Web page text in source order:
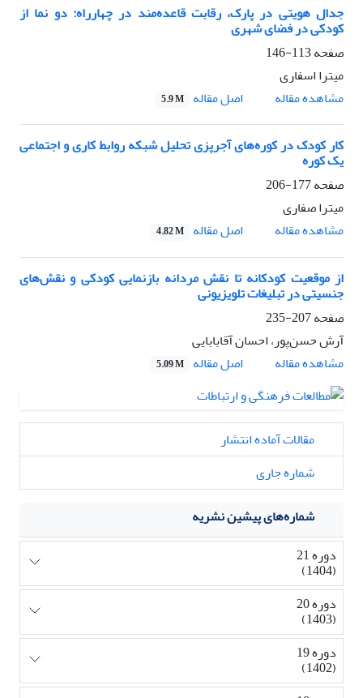
جدال هویتی در پارک، رقابت قاعده‌مند در چهارراه: دو نما از
کودکی در فضای شهری
صفحه113-146
میترا اسفاری
مشاهده مقاله
اصل مقاله 5.9 M
کار کودک در کوره‌های آجرپزی تحلیل شبکه روابط کاری و اجتماعی
یک کوره
صفحه177-206
میترا صفاری
مشاهده مقاله
اصل مقاله 4.82 M
از موقعیت کودکانه تا نقش مردانه بازنمایی کودکی و نقش‌های
جنسیتی در تبلیغات تلویزیونی
صفحه207-235
آرش حسن‌پور، احسان آقابابایی
مشاهده مقاله
اصل مقاله 5.09 M
مقالات آماده انتشار
شماره جاری
شماره‌های پیشین نشریه
دوره 21
(1404)
دوره 20
(1403)
دوره 19
(1402)